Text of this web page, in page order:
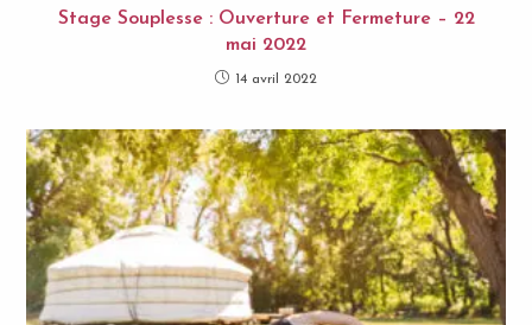
Stage Souplesse : Ouverture et Fermeture – 22
mai 2022
14 avril 2022